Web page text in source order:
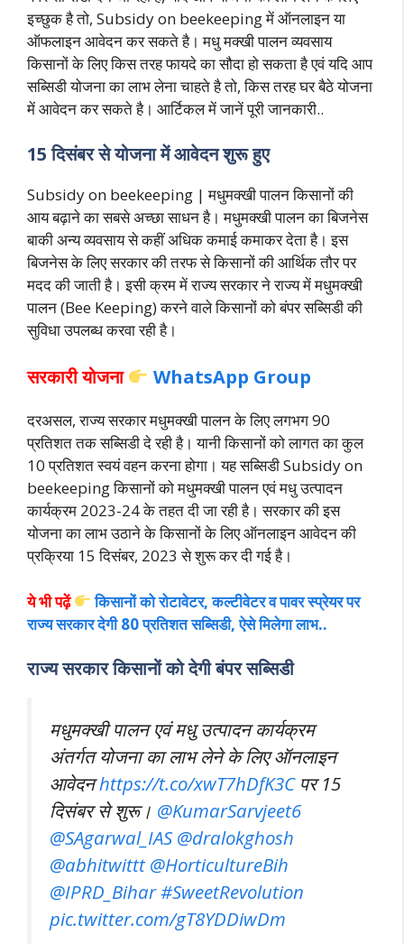
इच्छुक है तो, Subsidy on beekeeping में ऑनलाइन या
ऑफलाइन आवेदन कर सकते है। मधु मक्खी पालन व्यवसाय
किसानों के लिए किस तरह फायदे का सौदा हो सकता है एवं यदि आप
सब्सिडी योजना का लाभ लेना चाहते है तो, किस तरह घर बैठे योजना
में आवेदन कर सकते है। आर्टिकल में जानें पूरी जानकारी..
15 दिसंबर से योजना में आवेदन शुरू हुए
Subsidy on beekeeping | मधुमक्खी पालन किसानों की
आय बढ़ाने का सबसे अच्छा साधन है। मधुमक्खी पालन का बिजनेस
बाकी अन्य व्यवसाय से कहीं अधिक कमाई कमाकर देता है। इस
बिजनेस के लिए सरकार की तरफ से किसानों की आर्थिक तौर पर
मदद की जाती है। इसी क्रम में राज्य सरकार ने राज्य में मधुमक्खी
पालन (Bee Keeping) करने वाले किसानों को बंपर सब्सिडी की
सुविधा उपलब्ध करवा रही है।
सरकारी योजना WhatsApp Group
दरअसल, राज्य सरकार मधुमक्खी पालन के लिए लगभग 90
प्रतिशत तक सब्सिडी दे रही है। यानी किसानों को लागत का कुल
10 प्रतिशत स्वयं वहन करना होगा। यह सब्सिडी Subsidy on
beekeeping किसानों को मधुमक्खी पालन एवं मधु उत्पादन
कार्यक्रम 2023-24 के तहत दी जा रही है। सरकार की इस
योजना का लाभ उठाने के किसानों के लिए ऑनलाइन आवेदन की
प्रक्रिया 15 दिसंबर, 2023 से शुरू कर दी गई है।
ये भी पढ़ें
किसानों को रोटावेटर, कल्टीवेटर व पावर स्प्रेयर पर
राज्य सरकार देगी 80 प्रतिशत सब्सिडी, ऐसे मिलेगा लाभ..
राज्य सरकार किसानों को देगी बंपर सब्सिडी
मधुमक्खी पालन एवं मधु उत्पादन कार्यक्रम
अंतर्गत योजना का लाभ लेने के लिए ऑनलाइन
आवेदनhttps://t.co/xwT7hDfK3Cपर 15
दिसंबर से शुरू। @KumarSarvjeet6
@SAgarwal_IAS @dralokghosh
@abhitwittt @HorticultureBih
@IPRD_Bihar#SweetRevolution
pic.twitter.com/gT8YDDiwDm